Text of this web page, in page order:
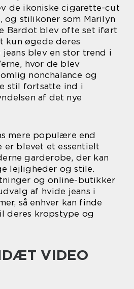
de ikoniske cigarette-cut
og stilikoner som Marilyn
Bardot blev ofte set iført
kun øgede deres
blev en stor trend i
hvor de blev
nonchalance og
stil fortsatte ind i
af det nye
mere populære end
er blevet et essentielt
garderobe, der kan
lejligheder og stile.
og online-butikker
af hvide jeans i
så enhver kan finde
deres kropstype og
VIDEO